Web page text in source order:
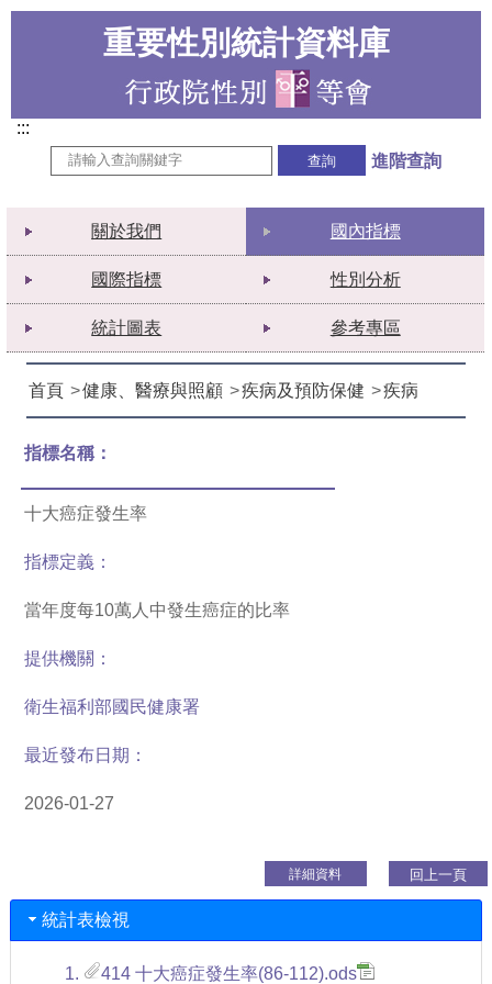
重要性別統計資料庫
進階查詢
關於我們 國內指標
國際指標 性別分析
統計圖表 參考專區
首頁 健康、醫療與照顧 疾病及預防保健 疾病
指標名稱：
十大癌症發生率
指標定義：
當年度每10萬人中發生癌症的比率
提供機關：
衛生福利部國民健康署
最近發布日期：
2026-01-27
回上一頁
統計表檢視
1. 414 十大癌症發生率(86-112).ods